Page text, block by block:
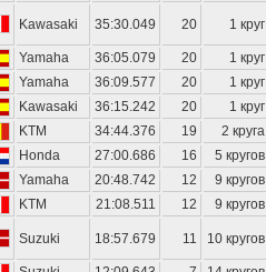
Kawasaki 35:30.049 20 1 круг
Yamaha 36:05.079 20 1 круг
Yamaha 36:09.577 20 1 круг
Kawasaki 36:15.242 20 1 круг
KTM 34:44.376 19 2 круга
Honda 27:00.686 16 5 кругов
Yamaha 20:48.742 12 9 кругов
KTM 21:08.511 12 9 кругов
Suzuki 18:57.679 11 10 кругов